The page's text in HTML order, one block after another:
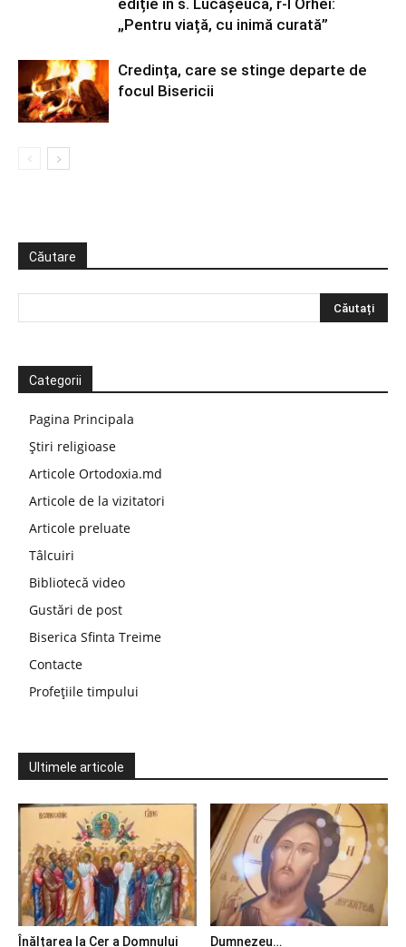
ediție în s. Lucășeuca, r-l Orhei:
„Pentru viață, cu inimă curată”
Credința, care se stinge departe de
focul Bisericii
Căutare
Categorii
Pagina Principala
Știri religioase
Articole Ortodoxia.md
Articole de la vizitatori
Articole preluate
Tâlcuiri
Bibliotecă video
Gustări de post
Biserica Sfinta Treime
Contacte
Profețiile timpului
Ultimele articole
Înălțarea la Cer a Domnului
Dumnezeu…